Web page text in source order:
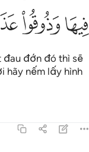
ﲷﲸ
đau đớn đó thì sẽ
hãy nếm lấy hình